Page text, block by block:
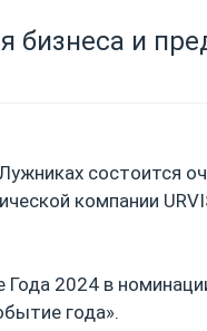
бизнеса и
состоится
компании
2024 в
года».